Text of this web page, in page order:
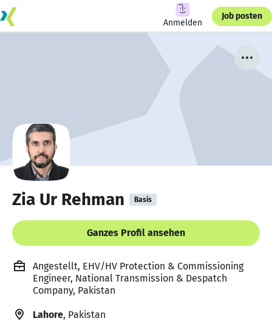
Anmelden
Job posten
Zia Ur Rehman Basis
Ganzes Profil ansehen
Angestellt, EHV/HV Protection & Commissioning
Engineer, National Transmission & Despatch
Company, Pakistan
Lahore, Pakistan